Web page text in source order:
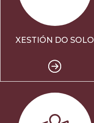
XESTIÓN DO SOLO